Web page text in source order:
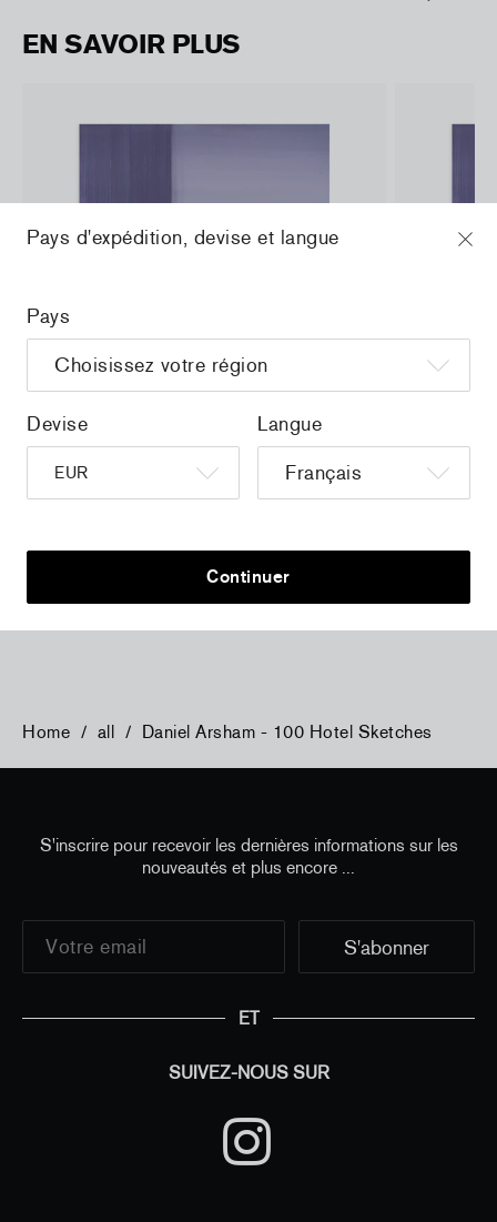
EN SAVOIR PLUS
Flowers, 2024 (signed poster)
Flowers,
Home / all / Daniel Arsham - 100 Hotel Sketches
S'inscrire pour recevoir les dernières informations sur les
nouveautés et plus encore ...
ET
SUIVEZ-NOUS SUR
Pays d'expédition, devise et langue
Pays
Devise Langue
Continuer